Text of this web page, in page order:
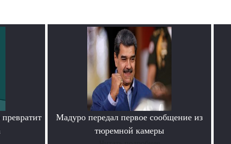
Мадуро передал первое сообщение из
тюремной камеры